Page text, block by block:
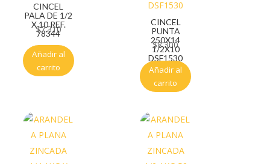
CINCEL
PALA DE 1/2
X 10 REF.
78344
$7.310
Añadir al
carrito
CINCEL
PUNTA
250X14
1/2X10
DSF1530
$8.300
Añadir al
carrito